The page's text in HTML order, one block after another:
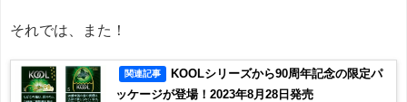
それでは、また！
関連記事
KOOLシリーズから90周年記念の限定パ
ッケージが登場！2023年8月28日発売